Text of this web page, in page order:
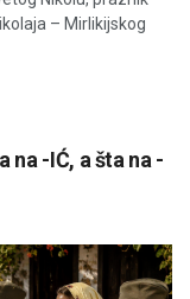
– Mirlikijskog
na -IĆ, a šta na -